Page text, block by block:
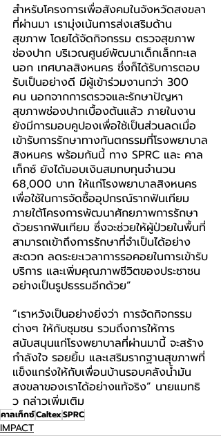
สำหรับโครงการเพื่อสังคมในจังหวัดสงขลา
ที่ผ่านมา เรามุ่งเน้นการส่งเสริมด้าน
สุขภาพ โดยได้จัดกิจกรรม ตรวจสุขภาพ
ช่องปาก บริเวณศูนย์พัฒนาเด็กเล็กทะเล
นอก เทศบาลสิงหนคร ซึ่งก็ได้รับการตอบ
รับเป็นอย่างดี มีผู้เข้าร่วมงานกว่า 300
คน นอกจากการตรวจและรักษาปัญหา
สุขภาพช่องปากเบื้องต้นแล้ว ภายในงาน
ยังมีการมอบคูปองเพื่อใช้เป็นส่วนลดเมื่อ
เข้ารับการรักษาทางทันตกรรมที่โรงพยาบาล
สิงหนคร พร้อมกันนี้ ทาง SPRC และ คาล
เท็กซ์ ยังได้มอบเงินสมทบทุนจำนวน
68,000 บาท ให้แก่โรงพยาบาลสิงหนคร
เพื่อใช้ในการจัดซื้ออุปกรณ์รากฟันเทียม
ภายใต้โครงการพัฒนาศักยภาพการรักษา
ด้วยรากฟันเทียม ซึ่งจะช่วยให้ผู้ป่วยในพื้นที่
สามารถเข้าถึงการรักษาที่จำเป็นได้อย่าง
สะดวก ลดระยะเวลาการรอคอยในการเข้ารับ
บริการ และเพิ่มคุณภาพชีวิตของประชาชน
อย่างเป็นรูปธรรมอีกด้วย”
“เราหวังเป็นอย่างยิ่งว่า การจัดกิจกรรม
ต่างๆ ให้กับชุมชน รวมถึงการให้การ
สนับสนุนแก่โรงพยาบาลที่ผ่านมานี้ จะสร้าง
กำลังใจ รอยยิ้ม และเสริมรากฐานสุขภาพที่
แข็งแกร่งให้กับเพื่อนบ้านรอบคลังน้ำมัน
สงขลาของเราได้อย่างแท้จริง” นายแมทธิ
ว กล่าวเพิ่มเติม
คาลเท็กซ์CaltexSPRC
IMPACT